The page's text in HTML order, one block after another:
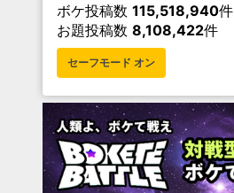
ボケ投稿数 115,518,940件
お題投稿数 8,108,422件
セーフモード オン